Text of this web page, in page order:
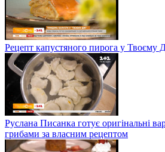
Рецепт капустяного пирога у Твоєму
Руслана Писанка готує оригінальні
грибами за власним рецептом